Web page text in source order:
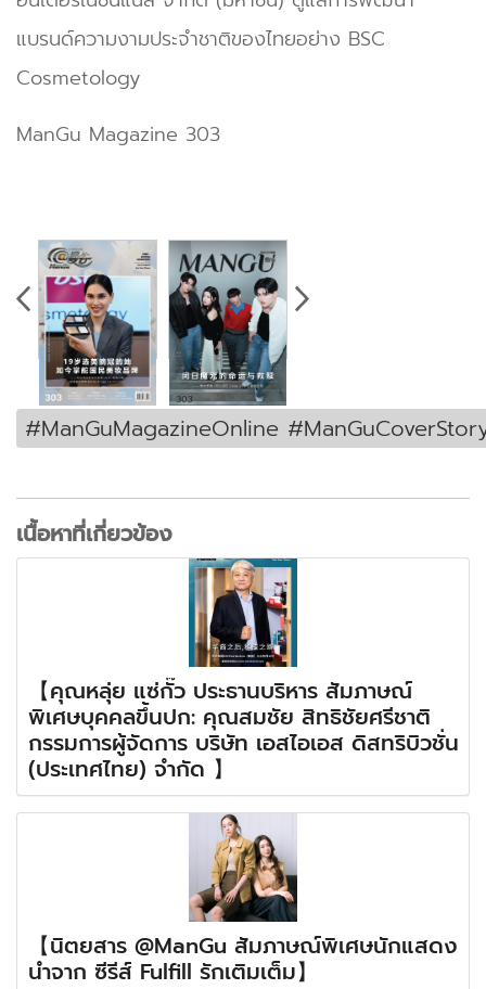
แบรนด์ความงามประจำชาติของไทยอย่าง BSC
Cosmetology
ManGu Magazine 303
#ManGuMagazineOnline
เนื้อหาที่เกี่ยวข้อง
【คุณหลุ่ย แซ่กั๊ว ประธานบริหาร สัมภาษณ์
พิเศษบุคคลขึ้นปก: คุณสมชัย สิทธิชัยศรีชาติ
กรรมการผู้จัดการ บริษัท เอสไอเอส ดิสทริบิวชั่น
(ประเทศไทย) จำกัด 】
【นิตยสาร @ManGu สัมภาษณ์พิเศษนักแสดง
นำจาก ซีรีส์ Fulfill รักเติมเต็ม】